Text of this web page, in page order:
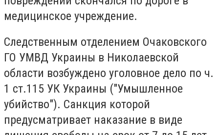
медицинское учреждение.
Следственным отделением Очаковского
ГО УМВД Украины в Николаевской
области возбуждено уголовное дело по ч.
1 ст.115 УК Украины ("Умышленное
убийство"). Санкция которой
предусматривает наказание в виде